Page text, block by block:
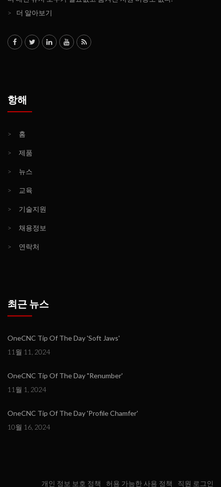
>
더 알아보기
항해
> 홈
> 제품
> 뉴스
> 교육
> 기술지원
> 채용정보
> 연락처
최근 뉴스
OneCNC Tip Of The Day 'Soft Jaws'
11월 11, 2024
OneCNC Tip Of The Day "Renumber'
11월 1, 2024
OneCNC Tip Of The Day 'Profile Chamfer'
10월 16, 2024
개인 정보 보호 정책 허용 가능한 사용 정책 직원 로그인